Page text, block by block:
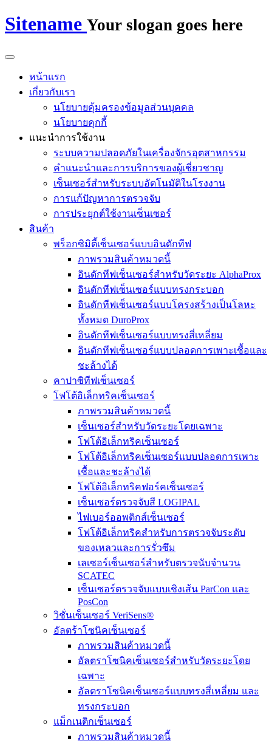
Sitename Your slogan goes here
หน้าแรก
เกี่ยวกับเรา
นโยบายคุ้มครองข้อมูลส่วนบุคคล
นโยบายคุกกี้
แนะนำการใช้งาน
ระบบความปลอดภัยในเครื่องจักรอุตสาหกรรม
คำแนะนำและการบริการของผู้เชี่ยวชาญ
เซ็นเซอร์สำหรับระบบอัตโนมัติในโรงงาน
การแก้ปัญหาการตรวจจับ
การประยุกต์ใช้งานเซ็นเซอร์
สินค้า
พร็อกซิมิตี้เซ็นเซอร์แบบอินดักทีฟ
ภาพรวมสินค้าหมวดนี้
อินดักทีฟเซ็นเซอร์สำหรับวัดระยะ AlphaProx
อินดักทีฟเซ็นเซอร์แบบทรงกระบอก
อินดักทีฟเซ็นเซอร์แบบโครงสร้างเป็นโลหะ
ทั้งหมด DuroProx
อินดักทีฟเซ็นเซอร์แบบทรงสี่เหลี่ยม
อินดักทีฟเซ็นเซอร์แบบปลอดการเพาะเชื้อและ
ชะล้างได้
คาปาซิทีฟเซ็นเซอร์
โฟโต้อิเล็กทริคเซ็นเซอร์
ภาพรวมสินค้าหมวดนี้
เซ็นเซอร์สำหรับวัดระยะโดยเฉพาะ
โฟโต้อิเล็กทริคเซ็นเซอร์
โฟโต้อิเล็กทริคเซ็นเซอร์แบบปลอดการเพาะ
เชื้อและชะล้างได้
โฟโต้อิเล็กทริคฟอร์คเซ็นเซอร์
เซ็นเซอร์ตรวจจับสี LOGIPAL
ไฟเบอร์ออพติกส์เซ็นเซอร์
โฟโต้อิเล็กทริคสำหรับการตรวจจับระดับ
ของเหลวและการรั่วซึม
เลเซอร์เซ็นเซอร์สำหรับตรวจนับจำนวน
SCATEC
เซ็นเซอร์ตรวจจับแบบเชิงเส้น ParCon และ
PosCon
วิชั่นเซ็นเซอร์ VeriSens®
อัลตร้าโซนิคเซ็นเซอร์
ภาพรวมสินค้าหมวดนี้
อัลตราโซนิคเซ็นเซอร์สำหรับวัดระยะโดย
เฉพาะ
อัลตราโซนิคเซ็นเซอร์แบบทรงสี่เหลี่ยม และ
ทรงกระบอก
แม็กเนติกเซ็นเซอร์
ภาพรวมสินค้าหมวดนี้